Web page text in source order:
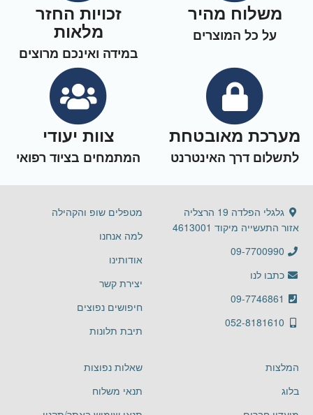
משלוח מהיר
על כל המוצרים
זכויות החזר
מלאות
במידה ואינכם מרוצים
מערכת מאובטחת
לתשלום דרך האינטרנט
צוות יעודי
המתמחים בציוד רפואי
גלגלי הפלדה 19 הרצליה
אזור התעשייה מיקוד 4613001
09-7700990
כתבו לנו
09-7746861
052-8181610
מטפלים שופ והקהילה
למה אנחנו
אודותינו
יצירת קשר
חיפושים נפוצים
תיבת תלונות
המלצות
בלוג
שאלות נפוצות
תנאי משלוח